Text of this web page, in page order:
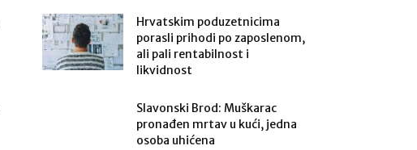
Hrvatskim poduzetnicima
porasli prihodi po zaposlenom,
ali pali rentabilnost i
likvidnost
Slavonski Brod: Muškarac
pronađen mrtav u kući, jedna
osoba uhićena